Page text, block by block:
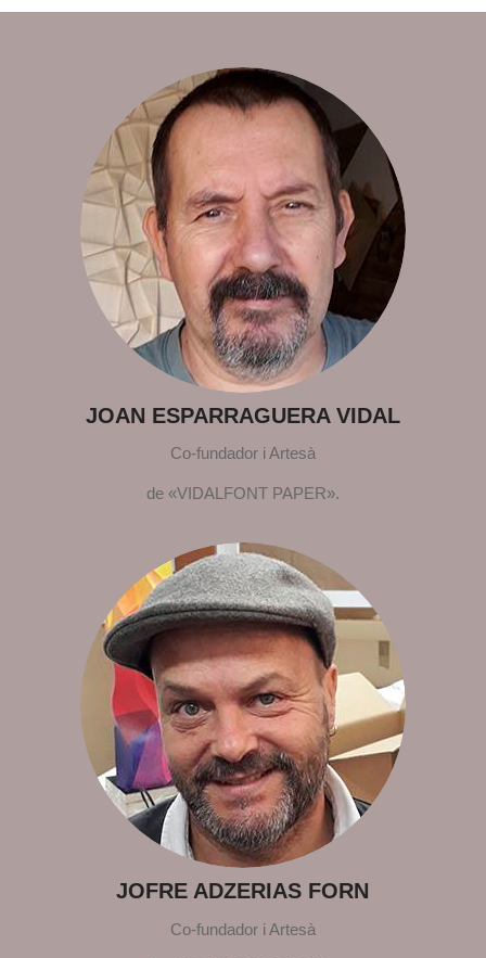
JOAN ESPARRAGUERA VIDAL
Co-fundador i Artesà
de «VIDALFONT PAPER».
JOFRE ADZERIAS FORN
Co-fundador i Artesà